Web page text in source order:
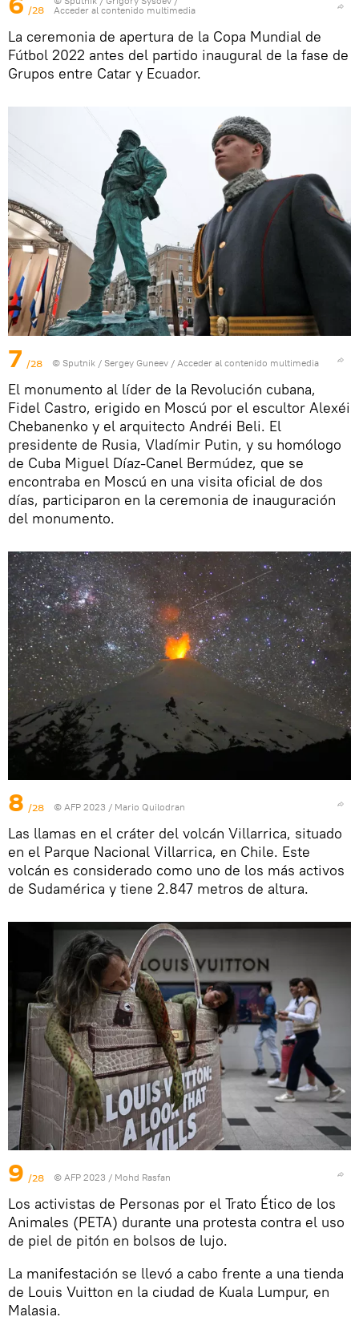
/28
Acceder al contenido multimedia
La ceremonia de apertura de la Copa Mundial de
Fútbol 2022 antes del partido inaugural de la fase de
Grupos entre Catar y Ecuador.
7 /28 © Sputnik / Sergey Guneev / Acceder al contenido multimedia
El monumento al líder de la Revolución cubana,
Fidel Castro, erigido en Moscú por el escultor Alexéi
Chebanenko y el arquitecto Andréi Beli. El
presidente de Rusia, Vladímir Putin, y su homólogo
de Cuba Miguel Díaz-Canel Bermúdez, que se
encontraba en Moscú en una visita oficial de dos
días, participaron en la ceremonia de inauguración
del monumento.
8 /28 © AFP 2023 / Mario Quilodran
Las llamas en el cráter del volcán Villarrica, situado
en el Parque Nacional Villarrica, en Chile. Este
volcán es considerado como uno de los más activos
de Sudamérica y tiene 2.847 metros de altura.
9 /28 © AFP 2023 / Mohd Rasfan
Los activistas de Personas por el Trato Ético de los
Animales (PETA) durante una protesta contra el uso
de piel de pitón en bolsos de lujo.
La manifestación se llevó a cabo frente a una tienda
de Louis Vuitton en la ciudad de Kuala Lumpur, en
Malasia.